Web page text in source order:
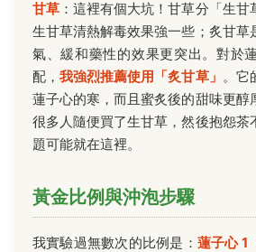
甘草 ：這裡有個大坑！甘草分「生甘
生甘草清熱解毒效果強一些；炙甘草
氣、緩和藥性的效果更突出。對於
配，我強烈推薦使用「炙甘草」 。它
蓮子心的寒，而且蜜炙後的甜味更醇
很多人隨便買了生甘草，然後抱怨茶
題可能就在這裡。
黃金比例與沖泡步驟
我實驗過無數次的比例是： 蓮子心 1